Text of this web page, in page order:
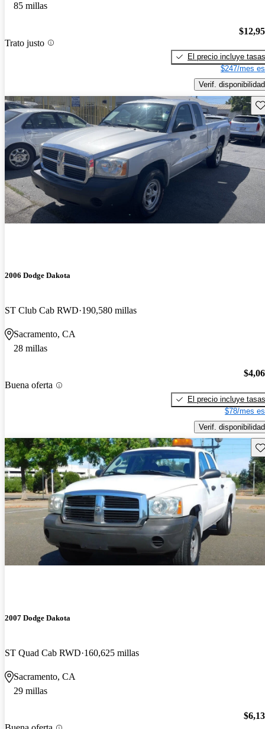
85 millas
Trato justo
El precio incluye tasas
$247/mes
Verif. disponibilidad
2006 Dodge Dakota
ST Club Cab RWD 190,580 millas
Sacramento, CA
28 millas
Buena oferta
El precio incluye tasas
$78/mes
Verif. disponibilidad
2007 Dodge Dakota
ST Quad Cab RWD 160,625 millas
Sacramento, CA
29 millas